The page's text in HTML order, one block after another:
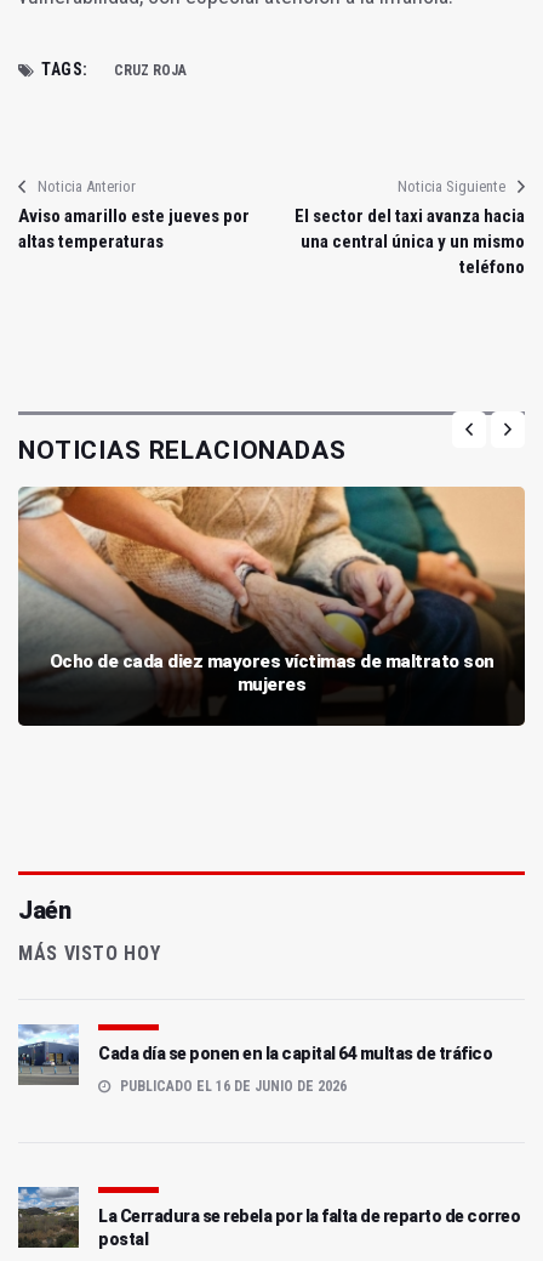
TAGS: CRUZ ROJA
Noticia Anterior
Aviso amarillo este jueves por
altas temperaturas
Noticia Siguiente
El sector del taxi avanza hacia
una central única y un mismo
teléfono
NOTICIAS RELACIONADAS
Ocho de cada diez mayores víctimas de maltrato son
mujeres
Jaén
MÁS VISTO HOY
Cada día se ponen en la capital 64 multas de tráfico
PUBLICADO EL 16 DE JUNIO DE 2026
La Cerradura se rebela por la falta de reparto de correo
postal